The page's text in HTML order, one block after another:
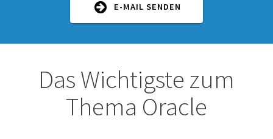
E-MAIL SENDEN
Das Wichtigste zum
Thema Oracle